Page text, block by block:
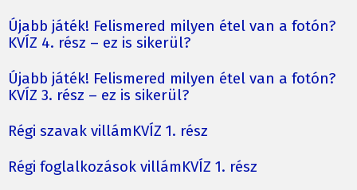
Újabb játék! Felismered milyen étel van a fotón?
KVÍZ 4. rész – ez is sikerül?
Újabb játék! Felismered milyen étel van a fotón?
KVÍZ 3. rész – ez is sikerül?
Régi szavak villámKVÍZ 1. rész
Régi foglalkozások villámKVÍZ 1. rész